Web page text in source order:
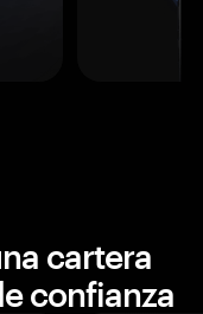
cartera
confianza